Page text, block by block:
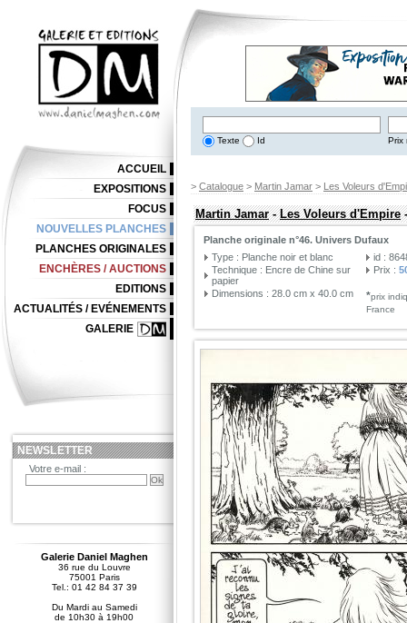
Texte Id Prix
> Catalogue > Martin Jamar > Les Voleurs
Martin Jamar-Les Voleurs d'Empire
Planche originale n°46. Univers Dufaux
Type : Planche noir et blanc
Technique : Encre de Chine sur
papier
Dimensions : 28.0 cm x 40.0 cm
id :
Prix :
*prix
France
ACCUEIL
EXPOSITIONS
FOCUS
NOUVELLES PLANCHES
PLANCHES ORIGINALES
ENCHÈRES / AUCTIONS
EDITIONS
ACTUALITÉS / EVÉNEMENTS
GALERIE
NEWSLETTER
Votre e-mail :
Galerie Daniel Maghen
36 rue du Louvre
75001 Paris
Tel.: 01 42 84 37 39
Du Mardi au Samedi
de 10h30 à 19h00